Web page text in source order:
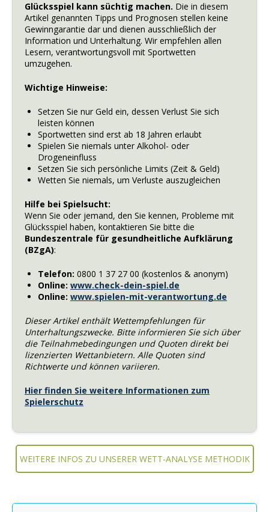
Glücksspiel kann süchtig machen. Die in diesem
Artikel genannten Tipps und Prognosen stellen keine
Gewinngarantie dar und dienen ausschließlich der
Information und Unterhaltung. Wir empfehlen allen
Lesern, verantwortungsvoll mit Sportwetten
umzugehen.
Wichtige Hinweise:
Setzen Sie nur Geld ein, dessen Verlust Sie sich
leisten können
Sportwetten sind erst ab 18 Jahren erlaubt
Spielen Sie niemals unter Alkohol- oder
Drogeneinfluss
Setzen Sie sich persönliche Limits (Zeit & Geld)
Wetten Sie niemals, um Verluste auszugleichen
Hilfe bei Spielsucht:
Wenn Sie oder jemand, den Sie kennen, Probleme mit
Glücksspiel haben, kontaktieren Sie bitte die
Bundeszentrale für gesundheitliche Aufklärung
(BZgA):
Telefon: 0800 1 37 27 00 (kostenlos & anonym)
Online: www.check-dein-spiel.de
Online: www.spielen-mit-verantwortung.de
Dieser Artikel enthält Wettempfehlungen für
Unterhaltungszwecke. Bitte informieren Sie sich über
die Teilnahmebedingungen und Quoten direkt bei
lizenzierten Wettanbietern. Alle Quoten sind
Richtwerte und können variieren.
Hier finden Sie weitere Informationen zum
Spielerschutz
WEITERE INFOS ZU UNSERER WETT-ANALYSE METHODIK